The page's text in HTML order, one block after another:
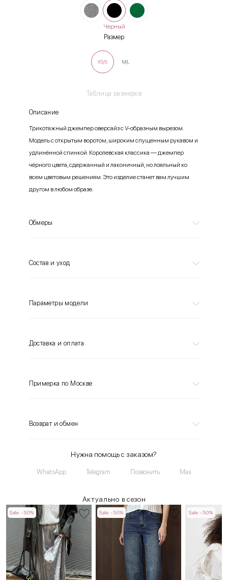
Черный
Размер
Таблица размеров
XS/S M/L
Описание
Трикотажный джемпер оверсайз с V-образным вырезом.
Модель с открытым воротом, широким спущенным рукавом и
удлинённой спинкой. Королевская классика — джемпер
чёрного цвета, сдержанный и лаконичный, но лояльный ко
всем цветовым решениям. Это изделие станет вам лучшим
другом в любом образе.
Обмеры
Состав и уход
Параметры модели
Доставка и оплата
Примерка по Москве
Возврат и обмен
Нужна помощь с заказом?
WhatsApp Telegram Позвонить Max
Актуально в сезон
Sale -50% Sale -50% Sale -50%